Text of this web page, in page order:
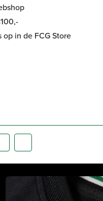
in de FCG Store